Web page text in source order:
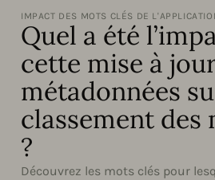
IMPACT DES MOTS CLÉS DE
Quel a été
cette mise à
métadonnées
classement des
?
Découvrez les mots clés pour